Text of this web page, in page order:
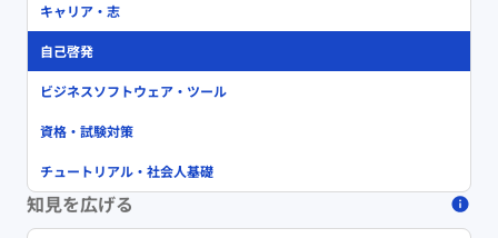
キャリア・志
自己啓発
ビジネスソフトウェア・ツール
資格・試験対策
チュートリアル・社会人基礎
知見を広げる